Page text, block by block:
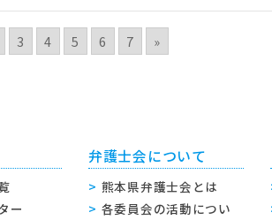
3 4 5 6 7 »
ー
弁護士会について
熊本県弁護士会とは
各委員会の活動につい